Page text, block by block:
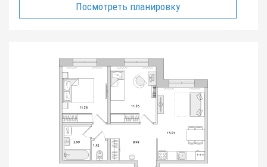
Посмотреть планировку